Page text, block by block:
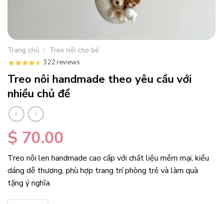
Trang chủ / Treo nôi cho bé
322 reviews
Treo nôi handmade theo yêu cầu với
nhiều chủ đề
$ 70.00
Treo nôi len handmade cao cấp với chất liệu mềm mại, kiểu
dáng dễ thương, phù hợp trang trí phòng trẻ và làm quà
tặng ý nghĩa.